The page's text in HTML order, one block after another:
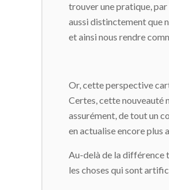
trouver une pratique, par
aussi distinctement que
et ainsi nous rendre
Or, cette perspective
Certes, cette nouveauté
assurément, de tout un
en actualise encore plus
Au-delà de la différence
les choses qui sont